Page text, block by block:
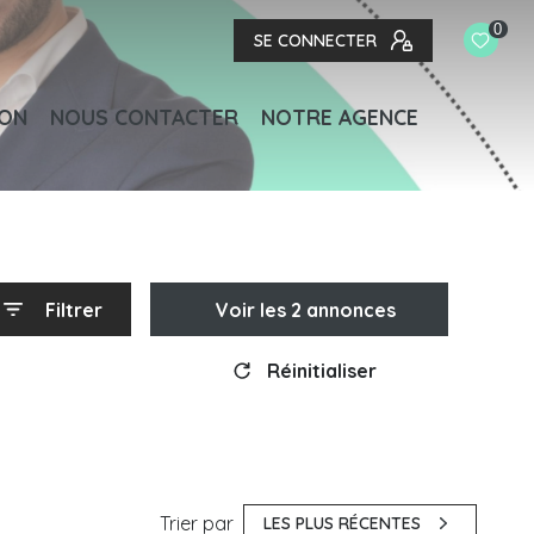
SE CONNECTER
0
NOUS CONTACTER NOTRE AGENCE
Filtrer Voir les 2 annonces
Réinitialiser
Trier par LES PLUS RÉCENTES